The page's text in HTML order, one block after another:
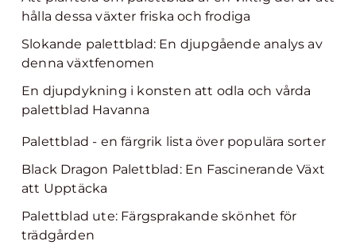
hålla dessa växter friska och frodiga
Slokande palettblad: En djupgående analys av
denna växtfenomen
En djupdykning i konsten att odla och vårda
palettblad Havanna
Palettblad - en färgrik lista över populära sorter
Black Dragon Palettblad: En Fascinerande Växt
att Upptäcka
Palettblad ute: Färgsprakande skönhet för
trädgården